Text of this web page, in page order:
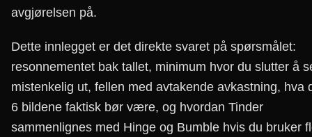
avgjørelsen på.
Dette innlegget er det direkte svaret på spørsmålet:
resonnementet bak tallet, minimum hvor du slutter å
mistenkelig ut, fellen med avtakende avkastning, hva
6 bildene faktisk bør være, og hvordan Tinder
sammenlignes med Hinge og Bumble hvis du bruker